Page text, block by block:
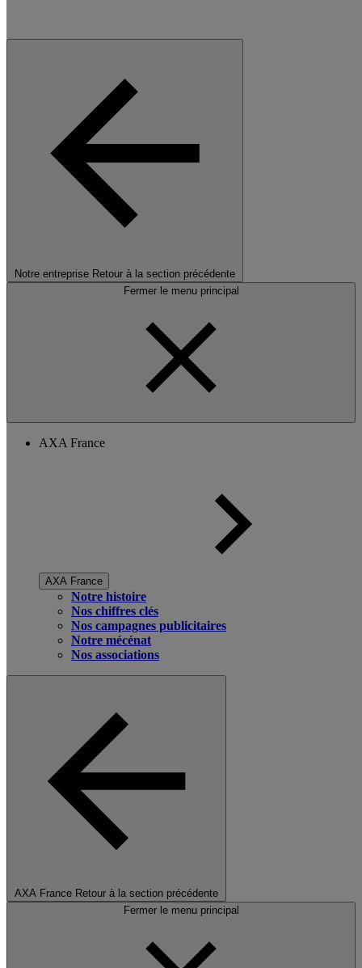
Notre entreprise Retour à la section précédente
Fermer le menu principal
AXA France
AXA France
Notre histoire
Nos chiffres clés
Nos campagnes publicitaires
Notre mécénat
Nos associations
AXA France Retour à la section précédente
Fermer le menu principal